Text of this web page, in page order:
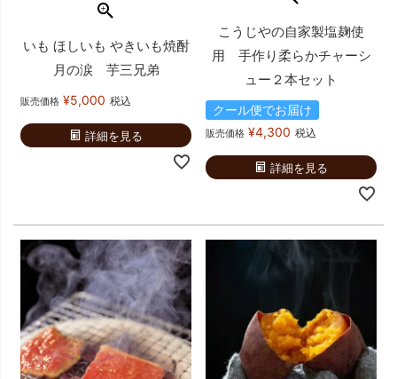
いも ほしいも やきいも焼酎
月の涙 芋三兄弟
販売価格 ¥5,000 税込
詳細を見る
こうじやの自家製塩麹使
用 手作り柔らかチャーシ
ュー２本セット
クール便でお届け
販売価格 ¥4,300 税込
詳細を見る